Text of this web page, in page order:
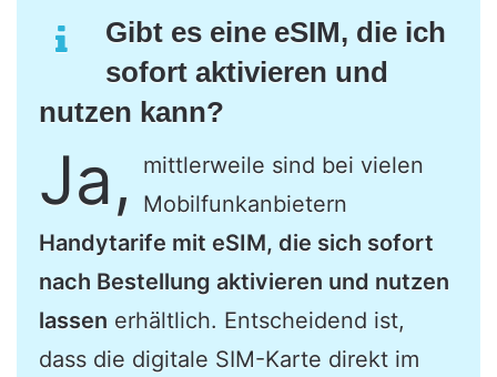
Gibt es eine eSIM, die ich
sofort aktivieren und
nutzen kann?
Ja,
mittlerweile sind bei vielen
Mobilfunkanbietern
Handytarife mit eSIM, die sich sofort
nach Bestellung aktivieren und nutzen
lassen erhältlich. Entscheidend ist,
dass die digitale SIM-Karte direkt im